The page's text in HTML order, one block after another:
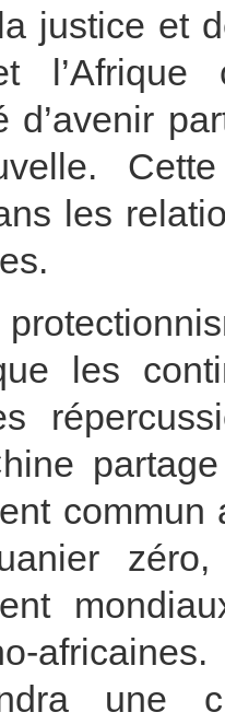
justice et
d’avenir
les
les
commun
une